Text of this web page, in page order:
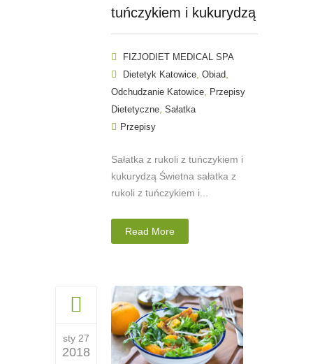
tuńczykiem i kukurydzą
FIZJODIET MEDICAL SPA
Dietetyk Katowice Obiad
Odchudzanie Katowice
Przepisy
Dietetyczne Sałatka
Przepisy
Sałatka z rukoli z tuńczykiem i
kukurydzą Świetna sałatka z
rukoli z tuńczykiem i...
Read More
sty 27
2018